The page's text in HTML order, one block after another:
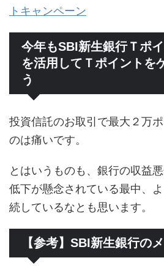
トキャンペーン
今年もSBI新生銀行Ｔポ
を活用してＴポイントを
う
投資信託のお取引で最大２万
のは痛いです。
とはいうものも、銀行の収益
低下が懸念されている最中、
続しているなとも思います。
【参考】SBI新生銀行の